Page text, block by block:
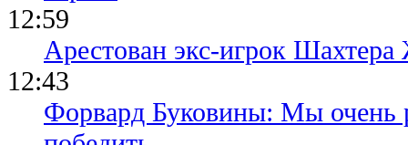
12:59
Арестован экс-игрок
12:43
Форвард Буковины: Мы очень